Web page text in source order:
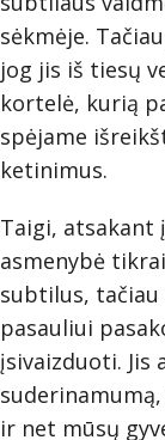
sėkmėje.
jog jis iš tiesų
kortelė, kurią
spėjame
ketinimus.
Taigi, atsakant
asmenybė
subtilus,
pasauliui
įsivaizduoti. Jis
ir net mūsų